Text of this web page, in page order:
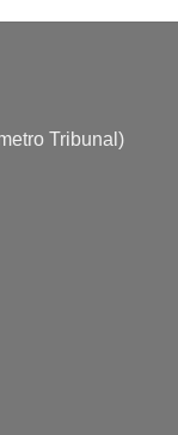
Tribunal)